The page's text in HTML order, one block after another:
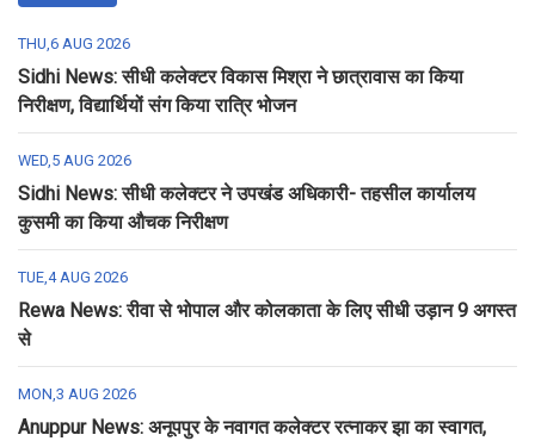
THU,6 AUG 2026
Sidhi News: सीधी कलेक्टर विकास मिश्रा ने छात्रावास का किया
निरीक्षण, विद्यार्थियों संग किया रात्रि भोजन
WED,5 AUG 2026
Sidhi News: सीधी कलेक्टर ने उपखंड अधिकारी- तहसील कार्यालय
कुसमी का किया औचक निरीक्षण
TUE,4 AUG 2026
Rewa News: रीवा से भोपाल और कोलकाता के लिए सीधी उड़ान 9 अगस्त
से
MON,3 AUG 2026
Anuppur News: अनूपपुर के नवागत कलेक्टर रत्नाकर झा का स्वागत,